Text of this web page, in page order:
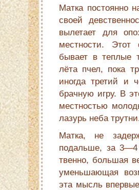
Матка постоянно
своей
вылетает для
местности. Этот
бывает в теплые
лёта пчел, пока
иногда третий и
брачную игру. В
местностью
лазурь неба
Матка, не
подальше, за
твенно, большая
уменьшающая
эта мысль